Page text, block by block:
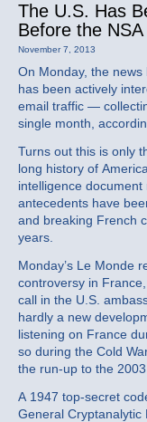
The U.S. Has
Before the NSA
November 7, 2013
On Monday, the
has been actively
email traffic —
single month,
Turns out this is only
long history of
intelligence
antecedents have
and breaking French
years.
Monday’s Le Monde
controversy in
call in the U.S.
hardly a new
listening on France
so during the Cold
the run-up to the
A 1947 top-secret
General Cryptanalytic